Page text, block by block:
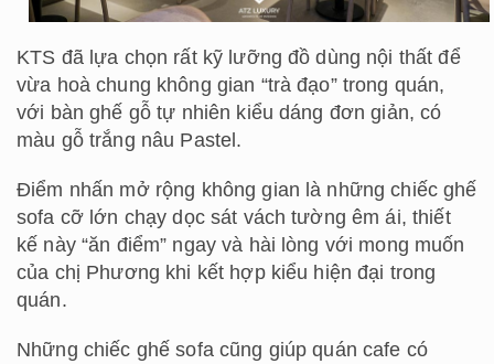
KTS đã lựa chọn rất kỹ lưỡng đồ dùng nội thất để
vừa hoà chung không gian “trà đạo” trong quán,
với bàn ghế gỗ tự nhiên kiểu dáng đơn giản, có
màu gỗ trắng nâu Pastel.
Điểm nhấn mở rộng không gian là những chiếc ghế
sofa cỡ lớn chạy dọc sát vách tường êm ái, thiết
kế này “ăn điểm” ngay và hài lòng với mong muốn
của chị Phương khi kết hợp kiểu hiện đại trong
quán.
Những chiếc ghế sofa cũng giúp quán cafe có